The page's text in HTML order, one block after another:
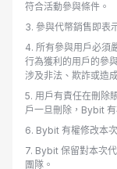
符合活動參與條件。
3. 參與代幣銷售即表
4. 所有參與用戶必須
行為獲利的用戶的參
涉及非法、欺詐或造
5. 用戶有責任在刪除
戶一旦刪除，Bybit
6. Bybit 有權修改本
7. Bybit 保留對本次
團隊。